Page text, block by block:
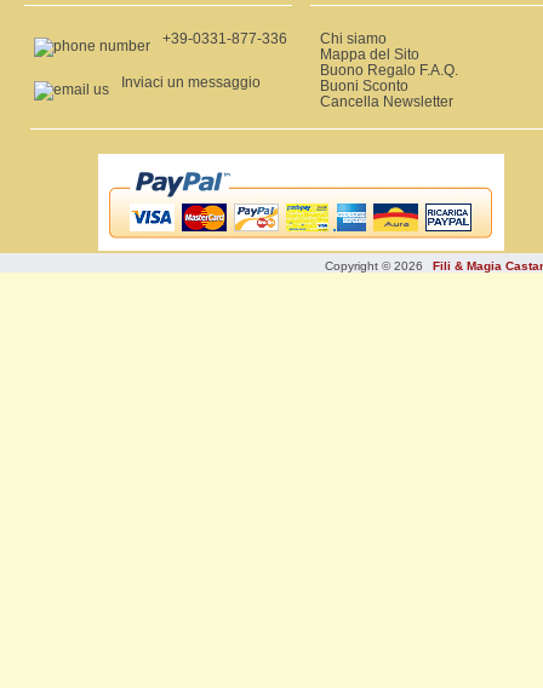
+39-0331-877-336
Inviaci un messaggio
Chi siamo
Mappa del Sito
Buono Regalo F.A.Q.
Buoni Sconto
Cancella Newsletter
Copyright © 2026 Fili & Magia